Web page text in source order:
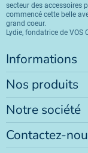
secteur des accessoires
commencé cette belle
grand coeur.
Lydie, fondatrice de VOS
Informations
Nos produits
Notre société
Contactez-